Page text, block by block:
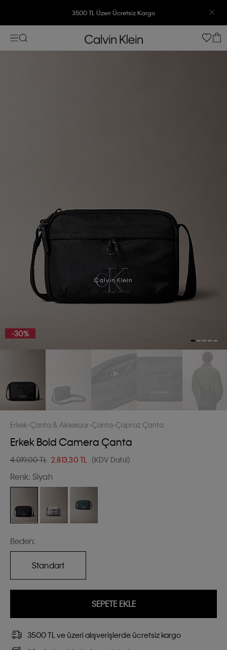
3500 TL Üzeri Ücretsiz Kargo
7500 TL Ve Üzeri Alışverişlerinizde 6 Taksit İmkanı
-30%
Erkek Çanta & Aksesuar Çanta Çapraz Çanta
Erkek Bold Camera Çanta
4.019,00 TL 2.813,30 TL (KDV Dahil)
Renk: Siyah
Beden:
Standart
SEPETE EKLE
3500 TL ve üzeri alışverişlerde ücretsiz kargo